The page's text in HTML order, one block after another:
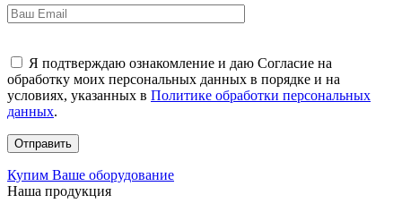
Я подтверждаю ознакомление и даю Согласие на
обработку моих персональных данных в порядке и на
условиях, указанных в Политике обработки персональных
данных.
Купим Ваше оборудование
Наша продукция